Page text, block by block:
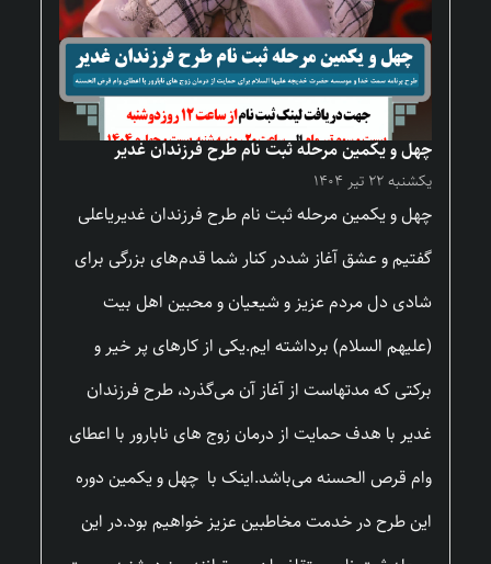
چهل و یکمین مرحله ثبت نام طرح فرزندان غدیر
یکشنبه ۲۲ تیر ۱۴۰۴
چهل و یکمین مرحله ثبت نام طرح فرزندان غدیریاعلی
گفتیم و عشق آغاز شددر کنار شما قدم‌های بزرگی برای
شادی دل مردم عزیز و شیعیان و محبین اهل بیت
(علیهم السلام) برداشته ایم.یکی از کارهای پر خیر و
برکتی که مدتهاست از آغاز آن می‌گذرد، طرح فرزندان
غدیر با هدف حمایت از درمان زوج های نابارور با اعطای
وام قرص الحسنه می‌باشد.اینک با چهل و یکمین دوره
این طرح در خدمت مخاطبین عزیز خواهیم بود.در این